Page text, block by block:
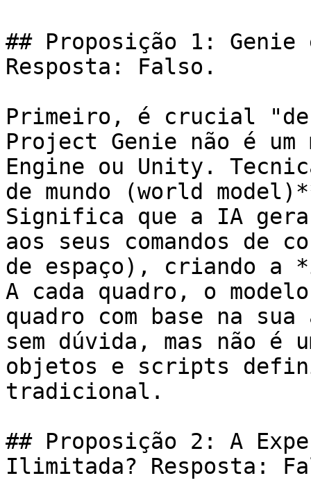
## Proposição 1: Genie
Resposta: Falso.
Primeiro, é crucial
Project Genie não é um
Engine ou Unity.
de mundo (world
Significa que a IA gera
aos seus comandos de
de espaço), criando a
A cada quadro, o
quadro com base na
sem dúvida, mas não
objetos e scripts
tradicional.
## Proposição 2: A
Ilimitada? Resposta: